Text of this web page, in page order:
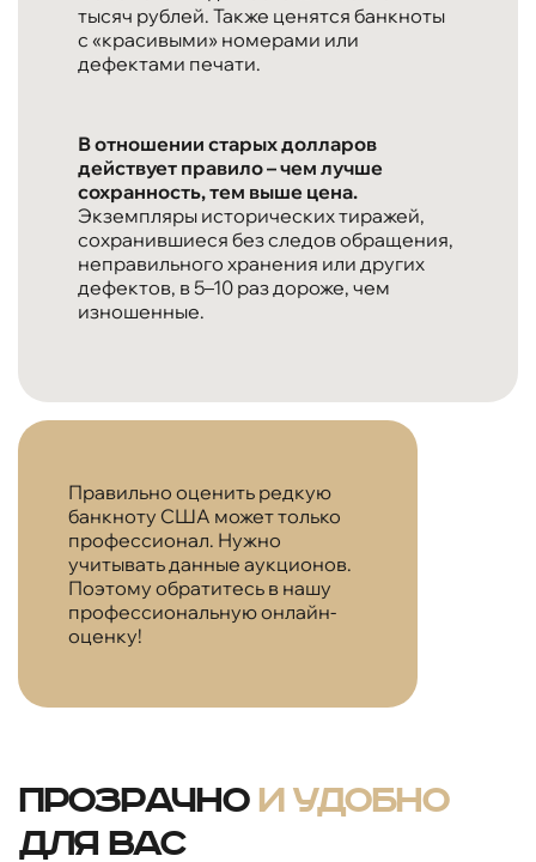
тысяч рублей. Также ценятся банкноты
с «красивыми» номерами или
дефектами печати.
В отношении старых долларов
действует правило – чем лучше
сохранность, тем выше цена.
Экземпляры исторических тиражей,
сохранившиеся без следов обращения,
неправильного хранения или других
дефектов, в 5–10 раз дороже, чем
изношенные.
Правильно оценить редкую
банкноту США может только
профессионал. Нужно
учитывать данные аукционов.
Поэтому обратитесь в нашу
профессиональную онлайн-
оценку!
Прозрачно и удобно
для вас